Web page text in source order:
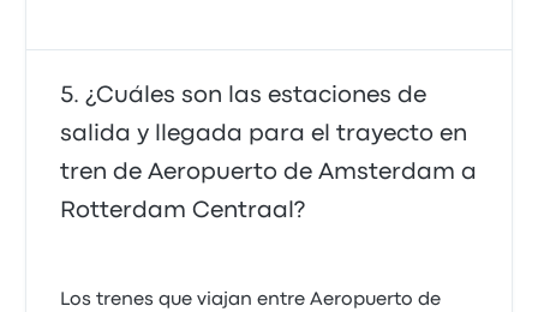
¿Cuáles son las estaciones de
salida y llegada para el trayecto en
tren de Aeropuerto de Amsterdam a
Rotterdam Centraal?
Los trenes que viajan entre Aeropuerto de